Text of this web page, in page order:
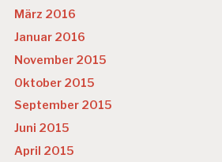
März 2016
Januar 2016
November 2015
Oktober 2015
September 2015
Juni 2015
April 2015